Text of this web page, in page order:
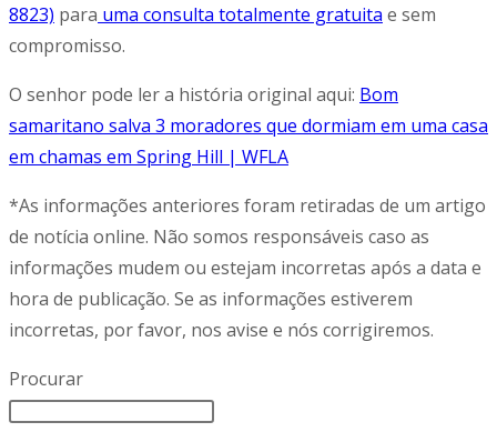
8823) para uma consulta totalmente gratuita e sem
compromisso.
O senhor pode ler a história original aqui: Bom
samaritano salva 3 moradores que dormiam em uma casa
em chamas em Spring Hill | WFLA
*As informações anteriores foram retiradas de um artigo
de notícia online. Não somos responsáveis caso as
informações mudem ou estejam incorretas após a data e
hora de publicação. Se as informações estiverem
incorretas, por favor, nos avise e nós corrigiremos.
Procurar